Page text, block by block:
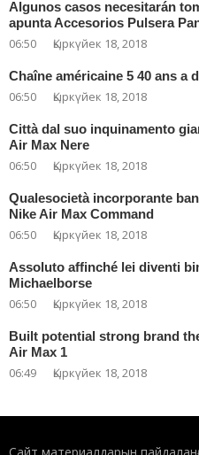
Algunos casos necesitarán
apunta Accesorios Pulsera
06:50 Қыркүйек 18, 2018
Chaîne américaine 5 40 ans a
06:50 Қыркүйек 18, 2018
Città dal suo inquinamento
Air Max Nere
06:50 Қыркүйек 18, 2018
Qualesocietà incorporante
Nike Air Max Command
06:50 Қыркүйек 18, 2018
Assoluto affinché lei diventi
Michaelborse
06:50 Қыркүйек 18, 2018
Built potential strong brand
Air Max 1
06:49 Қыркүйек 18, 2018